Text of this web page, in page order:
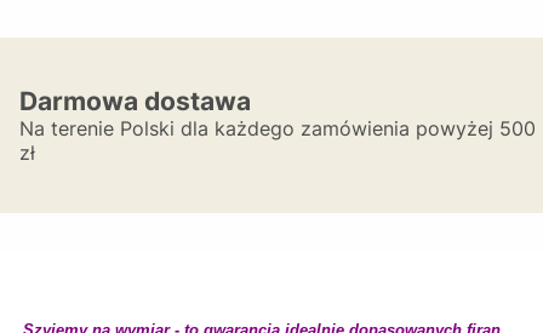
Darmowa dostawa
Na terenie Polski dla każdego zamówienia powyżej 500
zł